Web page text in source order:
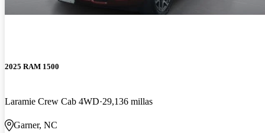
2025 RAM 1500
Laramie Crew Cab 4WD 29,136 millas
Garner, NC